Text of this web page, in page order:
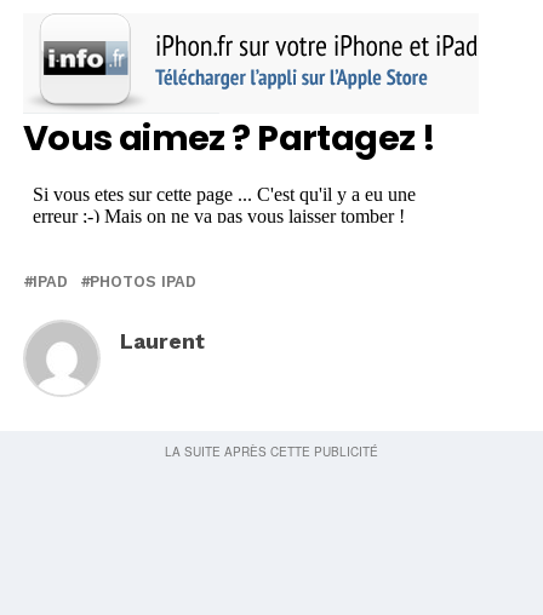
Vous aimez ? Partagez !
IPAD PHOTOS IPAD
Laurent